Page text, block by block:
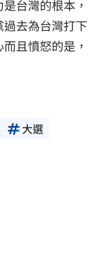
台灣的根本，
去為台灣打下
且憤怒的是，
大選